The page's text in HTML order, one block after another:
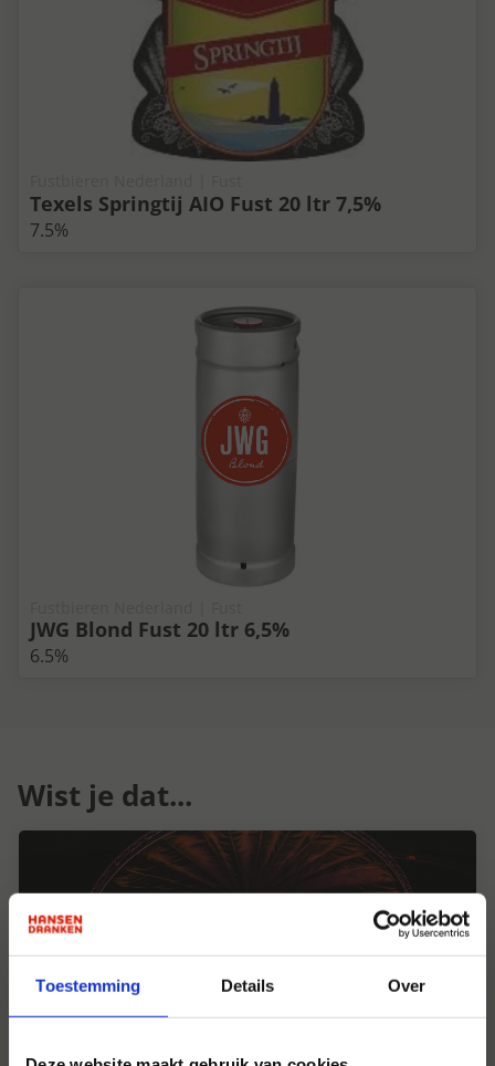
Toestemming Details Over
Texels Springtij AIO Fust 20 ltr 7,5%
7.5%
JWG Blond Fust 20 ltr 6,5%
6.5%
Wist je dat...